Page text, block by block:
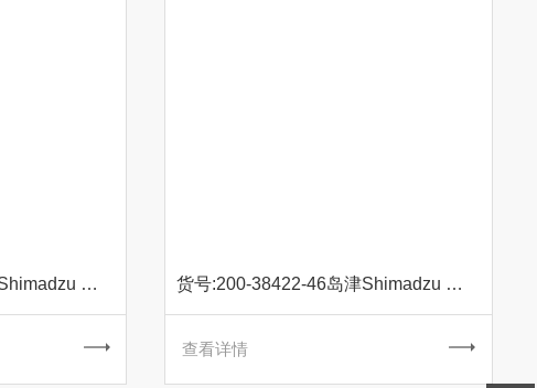
货号:200-38422-16岛津Shimadzu 原装 Si硅空心阴极灯 货号:200-38422-46岛津Shimadzu 原装 Se硒空心阴极灯
查看详情